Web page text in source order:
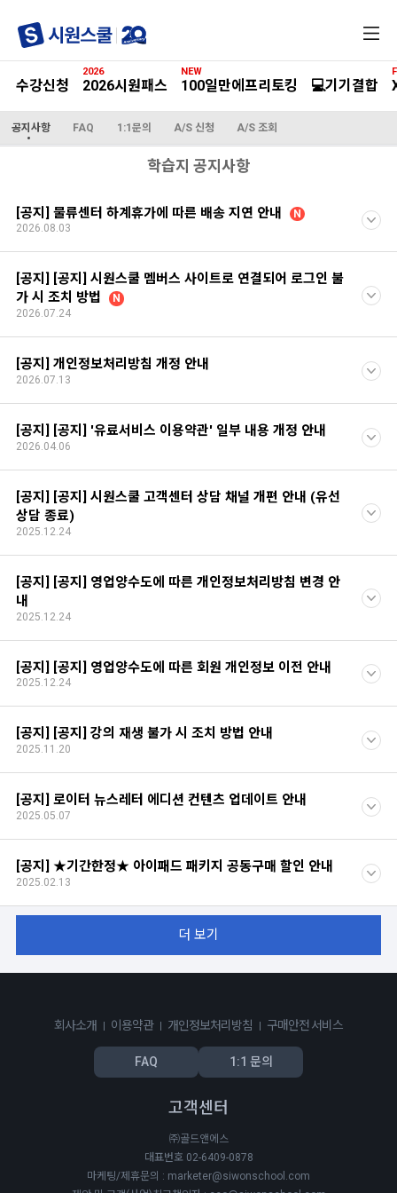
메
수강신청 2026시원패스
2026
100일만에프리토킹
NEW
💻기기결합
공지사항 FAQ 1:1문의 A/S 신청 A/S 조회
학습지 공지사항
[공지] 물류센터 하계휴가에 따른 배송 지연 안내
N
2026.08.03
[공지] [공지] 시원스쿨 멤버스 사이트로 연결되어 로그인 불
가 시 조치 방법
N
2026.07.24
[공지] 개인정보처리방침 개정 안내
2026.07.13
[공지] [공지] '유료서비스 이용약관' 일부 내용 개정 안내
2026.04.06
[공지] [공지] 시원스쿨 고객센터 상담 채널 개편 안내 (유선
상담 종료)
2025.12.24
[공지] [공지] 영업양수도에 따른 개인정보처리방침 변경 안
내
2025.12.24
[공지] [공지] 영업양수도에 따른 회원 개인정보 이전 안내
2025.12.24
[공지] [공지] 강의 재생 불가 시 조치 방법 안내
2025.11.20
[공지] 로이터 뉴스레터 에디션 컨텐츠 업데이트 안내
2025.05.07
[공지] ★기간한정★ 아이패드 패키지 공동구매 할인 안내
2025.02.13
더 보기
회사소개 이용약관 개인정보처리방침 구매안전 서비스
FAQ 1:1 문의
고객센터
㈜골드앤에스
대표번호 02-6409-0878
마케팅/제휴문의 : marketer@siwonschool.com